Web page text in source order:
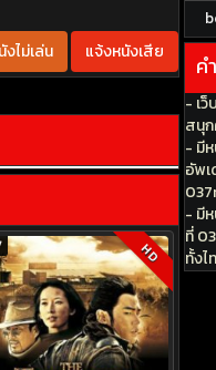
งไม่เล่น แจ้งหนังเสีย
HD
ค
- เ
สนุ
- มี
อัพเ
- มีห
ที่
ทั้งไ